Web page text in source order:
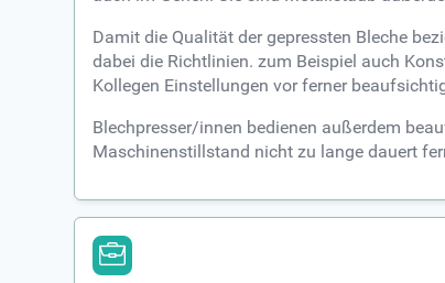
Damit die Qualität der gepressten Bleche
dabei die Richtlinien. zum Beispiel auch
Kollegen Einstellungen vor ferner
Blechpresser/innen bedienen außerdem
Maschinenstillstand nicht zu lange dauert